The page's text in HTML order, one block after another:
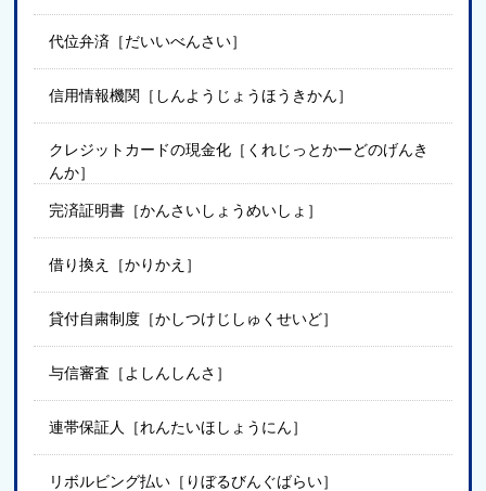
代位弁済［だいいべんさい］
信用情報機関［しんようじょうほうきかん］
クレジットカードの現金化［くれじっとかーどのげんき
んか］
完済証明書［かんさいしょうめいしょ］
借り換え［かりかえ］
貸付自粛制度［かしつけじしゅくせいど］
与信審査［よしんしんさ］
連帯保証人［れんたいほしょうにん］
リボルビング払い［りぼるびんぐばらい］